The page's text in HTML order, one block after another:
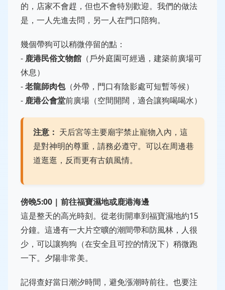
的，店家不會趕，但也不會特別歡迎。我們的做法
是，一人先進去問，另一人在門口陪狗。
幾個帶狗可以稍微停留的點：
-鹿港民俗文物館 （戶外庭園可經過，建築前廣場可
休息）
-老龍師肉包（外帶，門口有陰影處可短暫等候）
-鹿港公會堂前廣場（空間開闊，適合讓狗喝喝水）
注意： 天后宮等主要廟宇禁止寵物入內，這
是對神明的尊重，請務必遵守。可以在周邊巷
道逛逛，反而更有古鎮風情。
傍晚5:00 | 前往福寶濕地或鹿港海邊
這是整天的高光時刻。從老街開車到福寶濕地約15
分鐘。這邊有一大片空曠的潮間帶和防風林，人很
少，可以讓狗狗（在安全且可控的情況下）稍微跑
一下。夕陽非常美。
記得查好當日潮汐時間，避免漲潮時前往。也要注